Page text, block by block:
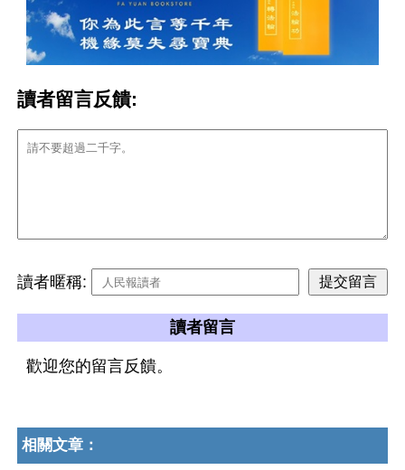
讀者留言反饋:
讀者暱稱:
讀者留言
歡迎您的留言反饋。
相關文章：